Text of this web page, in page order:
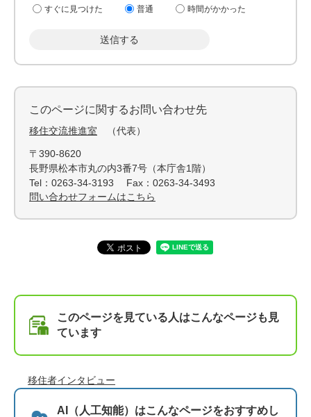
すぐに見つけた
普通 時間がかかった
このページに関するお問い合わせ先
移住交流推進室 代表
〒390-8620
長野県松本市丸の内3番7号（本庁舎1階）
Tel：0263-34-3193
Fax：0263-34-3493
問い合わせフォームはこちら
このページを見ている人はこんなページも見
ています
移住者インタビュー
AI（人工知能）はこんなページをおすすめし